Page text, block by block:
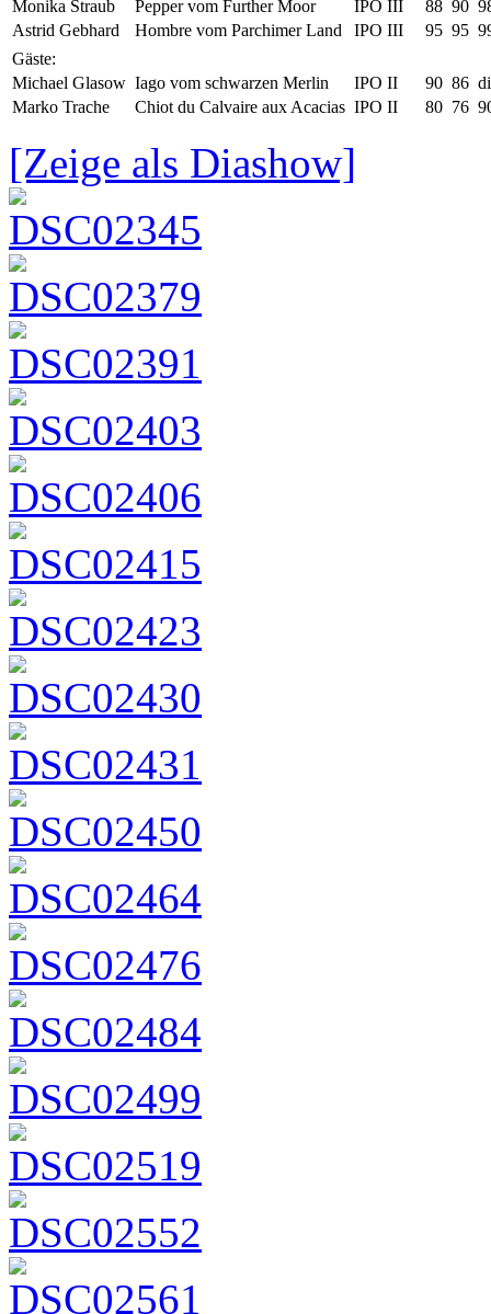
Monika Straub Pepper vom Further Moor IPO III 88 90
Astrid Gebhard
Hombre vom Parchimer Land IPO III 95 95
Gäste:
Michael Glasow Iago vom schwarzen Merlin IPO II 90 86
Marko Trache
Chiot du Calvaire aux Acacias IPO II 80 76
[Zeige als Diashow]